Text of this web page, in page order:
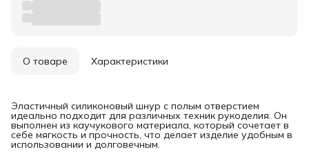
О товаре Характеристики
Эластичный силиконовый шнур с полым отверстием
идеально подходит для различных техник рукоделия. Он
выполнен из каучукового материала, который сочетает в
себе мягкость и прочность, что делает изделие удобным в
использовании и долговечным.